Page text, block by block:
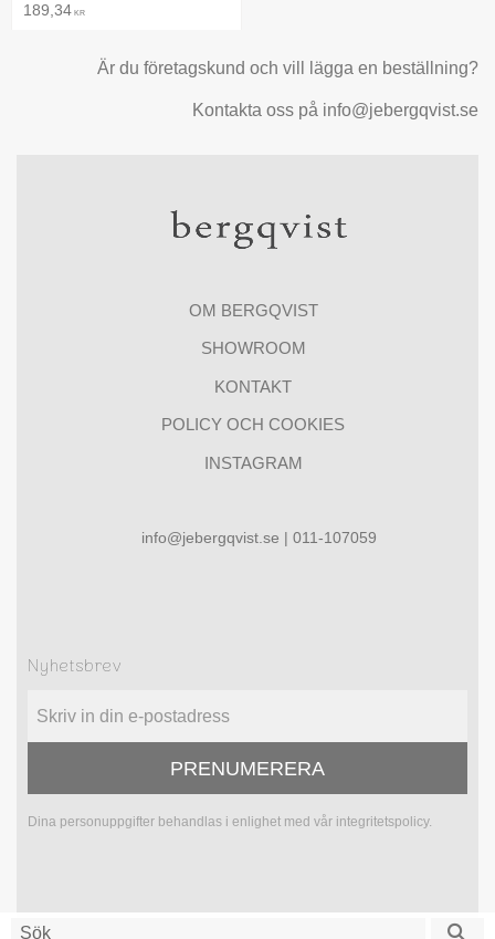
189,34 KR
Är du företagskund och vill lägga en beställning?
Kontakta oss på info@jebergqvist.se
OM BERGQVIST
SHOWROOM
KONTAKT
POLICY OCH COOKIES
INSTAGRAM
info@jebergqvist.se | 011-107059
Nyhetsbrev
PRENUMERERA
Dina personuppgifter behandlas i enlighet med vår integritetspolicy.